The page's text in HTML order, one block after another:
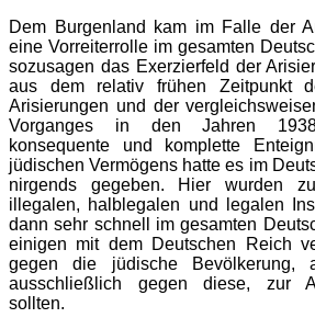
Dem Burgenland kam im Falle der
eine Vorreiterrolle im gesamten
sozusagen das Exerzierfeld der
aus dem relativ frühen Zeitpunkt
Arisierungen und der
Vorganges in den Jahren
konsequente und komplette
jüdischen Vermögens hatte es im
nirgends gegeben. Hier wurden
illegalen, halblegalen und legalen
dann sehr schnell im gesamten
einigen mit dem Deutschen Reich
gegen die jüdische Bevölkerung,
ausschließlich gegen diese, zur
sollten.